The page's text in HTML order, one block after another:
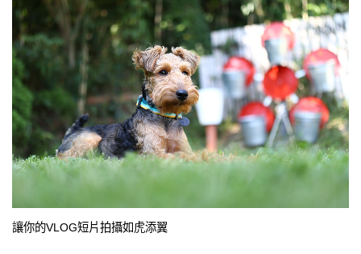
讓你的VLOG短片拍攝如虎添翼